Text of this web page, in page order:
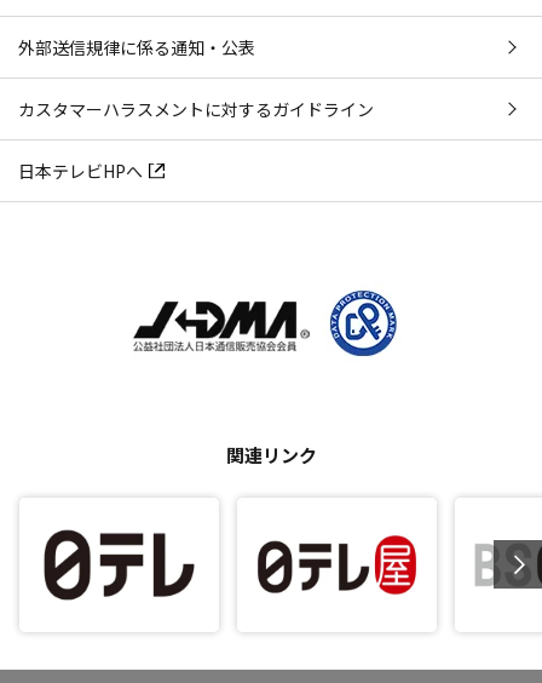
外部送信規律に係る通知・公表
カスタマーハラスメントに対するガイドライン
日本テレビHPへ
関連リンク